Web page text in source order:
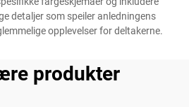
detaljer som speiler anledningens
opplevelser for deltakerne.
produkter